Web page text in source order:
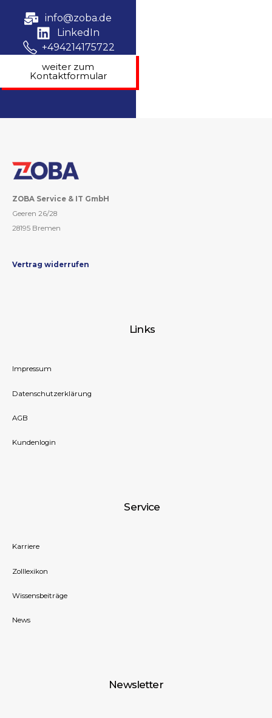
info@zoba.de
LinkedIn
+494214175722
weiter zum
Kontaktformular
ZOBA Service & IT GmbH
Geeren 26/28
28195 Bremen
Vertrag widerrufen
Links
Impressum
Datenschutzerklärung
AGB
Kundenlogin
Service
Karriere
Zolllexikon
Wissensbeiträge
News
Newsletter